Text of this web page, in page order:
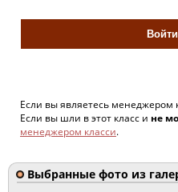
Если вы являетесь менеджером
Если вы шли в этот класс и не
менеджером класси.
Выбранные фото из